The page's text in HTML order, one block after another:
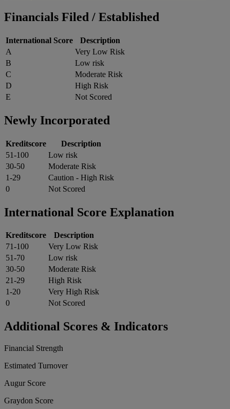
Financials Filed / Established
International Score
Description
A
Very Low Risk
B
Low risk
C
Moderate Risk
D
High Risk
E
Not Scored
Newly Incorporated
Kreditscore
Description
51-100
Low risk
30-50
Moderate Risk
1-29
Caution - High Risk
0
Not Scored
International Score Explanation
Kreditscore
Description
71-100
Very Low Risk
51-70
Low risk
30-50
Moderate Risk
21-29
High Risk
1-20
Very High Risk
0
Not Scored
Additional Scores & Indicators
Financial Strength
Estimated Turnover
Augur Score
Graydon Score